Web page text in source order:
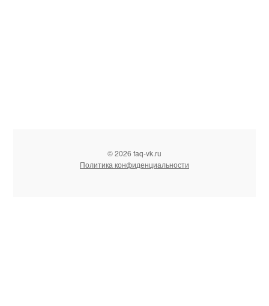
© 2026 faq-vk.ru
Политика конфиденциальности